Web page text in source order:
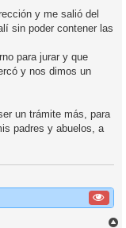
y me salió del
sin poder contener las
para jurar y que
y nos dimos un
un trámite más, para
padres y abuelos, a